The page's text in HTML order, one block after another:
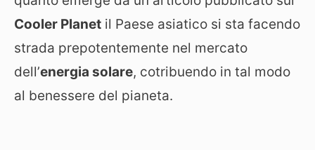
Cooler Planet il Paese asiatico si sta facendo
strada prepotentemente nel mercato
dell’energia solare, cotribuendo in tal modo
al benessere del pianeta.